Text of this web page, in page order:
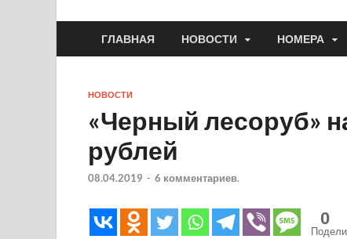
ГЛАВНАЯ НОВОСТИ НОМЕРА
НОВОСТИ
«Черный лесоруб»
рублей
08.04.2019 - 6 комментариев.
0